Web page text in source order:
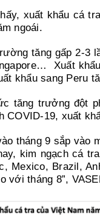
xuất khẩu cá
ngoái.
tăng gấp 2-3
Xuất
khẩu sang Peru
tăng trưởng đột
COVID-19, xuất
tháng 9 sắp vào
kim ngạch cá
Mexico, Brazil,
với tháng 8”,